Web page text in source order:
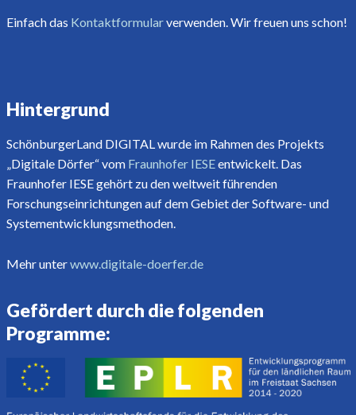
Einfach das Kontaktformularverwenden. Wir freuen uns schon!
Hintergrund
SchönburgerLand DIGITAL wurde im Rahmen des Projekts
„Digitale Dörfer“ vom Fraunhofer IESEentwickelt. Das
Fraunhofer IESE gehört zu den weltweit führenden
Forschungseinrichtungen auf dem Gebiet der Software- und
Systementwicklungsmethoden.
Mehr unterwww.digitale-doerfer.de
Gefördert durch die folgenden
Programme: